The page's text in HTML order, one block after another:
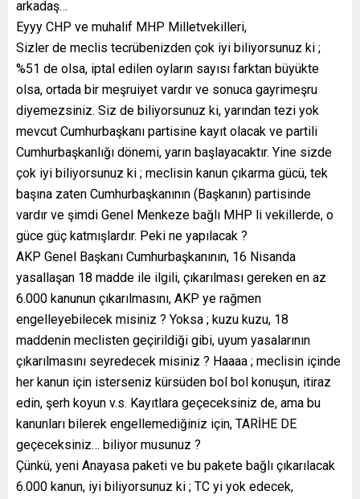
arkadaş…
Eyyy CHP ve muhalif MHP Milletvekilleri,
Sizler de meclis tecrübenizden çok iyi biliyorsunuz ki ;
%51 de olsa, iptal edilen oyların sayısı farktan büyükte
olsa, ortada bir meşruiyet vardır ve sonuca gayrimeşru
diyemezsiniz. Siz de biliyorsunuz ki, yarından tezi yok
mevcut Cumhurbaşkanı partisine kayıt olacak ve partili
Cumhurbaşkanlığı dönemi, yarın başlayacaktır. Yine sizde
çok iyi biliyorsunuz ki ; meclisin kanun çıkarma gücü, tek
başına zaten Cumhurbaşkanının (Başkanın) partisinde
vardır ve şimdi Genel Menkeze bağlı MHP li vekillerde, o
güce güç katmışlardır. Peki ne yapılacak ?
AKP Genel Başkanı Cumhurbaşkanının, 16 Nisanda
yasallaşan 18 madde ile ilgili, çıkarılması gereken en az
6.000 kanunun çıkarılmasını, AKP ye rağmen
engelleyebilecek misiniz ? Yoksa ; kuzu kuzu, 18
maddenin meclisten geçirildiği gibi, uyum yasalarının
çıkarılmasını seyredecek misiniz ? Haaaa ; meclisin içinde
her kanun için isterseniz kürsüden bol bol konuşun, itiraz
edin, şerh koyun v.s. Kayıtlara geçeceksiniz de, ama bu
kanunları bilerek engellemediğiniz için, TARİHE DE
geçeceksiniz… biliyor musunuz ?
Çünkü, yeni Anayasa paketi ve bu pakete bağlı çıkarılacak
6.000 kanun, iyi biliyorsunuz ki ; TC yi yok edecek,